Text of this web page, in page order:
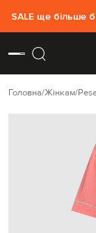
SALE ще більше
Головна Жінкам